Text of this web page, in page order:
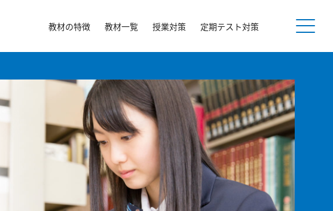
教材の特徴 教材一覧 授業対策 定期テスト対策